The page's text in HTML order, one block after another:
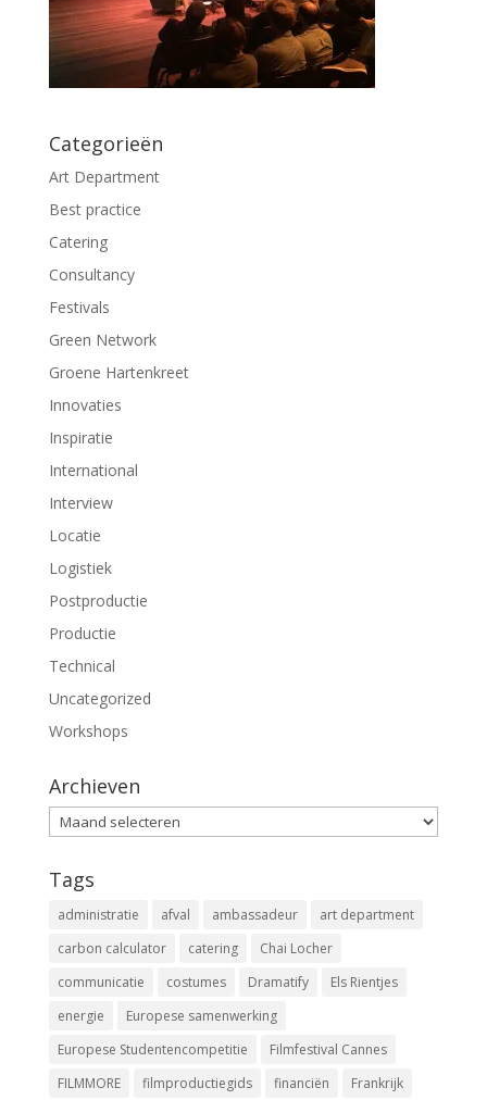
Categorieën
Art Department
Best practice
Catering
Consultancy
Festivals
Green Network
Groene Hartenkreet
Innovaties
Inspiratie
International
Interview
Locatie
Logistiek
Postproductie
Productie
Technical
Uncategorized
Workshops
Archieven
Archieven
Tags
administratie afval ambassadeur
art department
carbon calculator
catering
Chai Locher
communicatie
costumes Dramatify
Els Rientjes
energie
Europese samenwerking
Europese Studentencompetitie
Filmfestival Cannes
FILMMORE
filmproductiegids financiën
Frankrijk